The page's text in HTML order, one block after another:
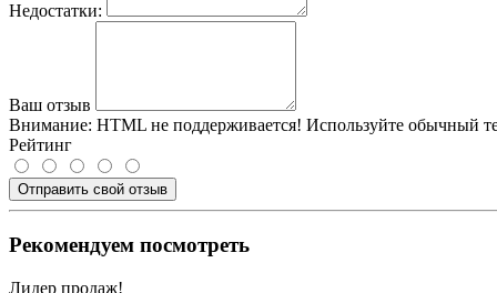
Недостатки:
Ваш отзыв
Внимание: HTML не поддерживается! Используйте обычный
Рейтинг
Отправить свой отзыв
Рекомендуем посмотреть
Лидер продаж!